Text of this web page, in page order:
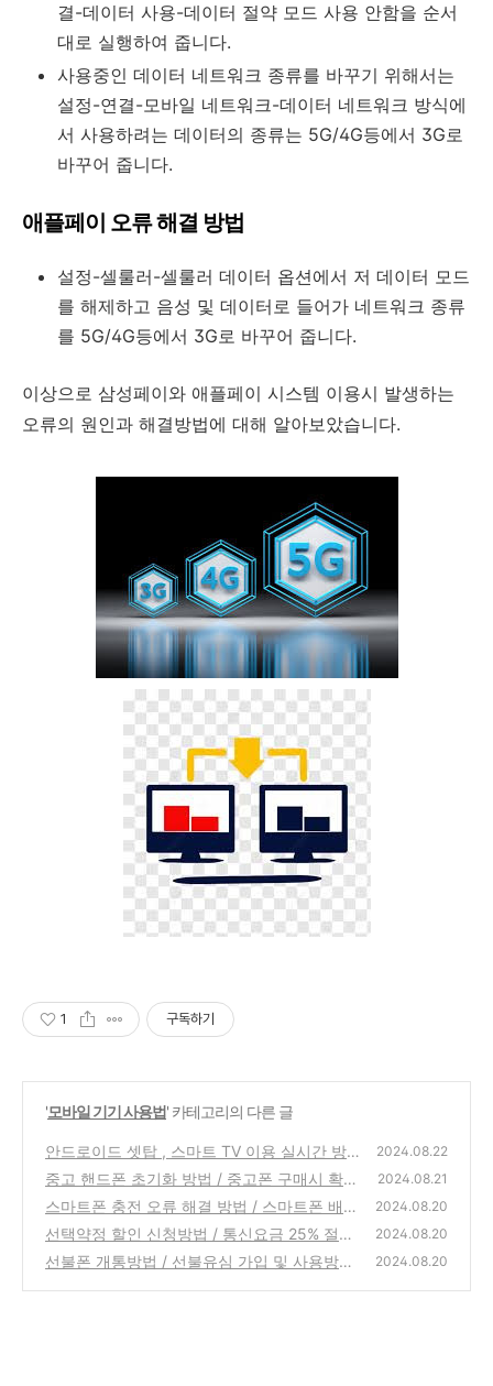
결-데이터 사용-데이터 절약 모드 사용 안함을 순서
대로 실행하여 줍니다.
사용중인 데이터 네트워크 종류를 바꾸기 위해서는
설정-연결-모바일 네트워크-데이터 네트워크 방식에
서 사용하려는 데이터의 종류는 5G/4G등에서 3G로
바꾸어 줍니다.
애플페이 오류 해결 방법
설정-셀룰러-셀룰러 데이터 옵션에서 저 데이터 모드
를 해제하고 음성 및 데이터로 들어가 네트워크 종류
를 5G/4G등에서 3G로 바꾸어 줍니다.
이상으로 삼성페이와 애플페이 시스템 이용시 발생하는
오류의 원인과 해결방법에 대해 알아보았습니다.
1 구독하기
'모바일 기기 사용법' 카테고리의 다른 글
안드로이드 셋탑 , 스마트 TV 이용 실시간 방
송 모아보기 / 무료 실시간 방송 시청 방법 / Ko
di 사용법, 셋팅방법
(1)
2024.08.22
중고 핸드폰 초기화 방법 / 중고폰 구매시 확인
사항 / 중고폰 셋팅방법 / 스마트폰 데이터 백
업 방법
(1)
2024.08.21
스마트폰 충전 오류 해결 방법 / 스마트폰 배터
리 충전 안될때
(0)
2024.08.20
선택약정 할인 신청방법 / 통신요금 25% 절약
(0)
2024.08.20
선불폰 개통방법 / 선불유심 가입 및 사용방법 2024.08.20